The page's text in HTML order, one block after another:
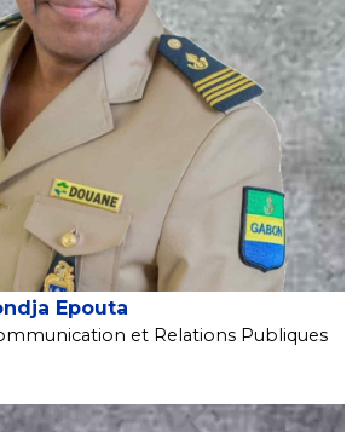
Epouta
et Relations Publiques